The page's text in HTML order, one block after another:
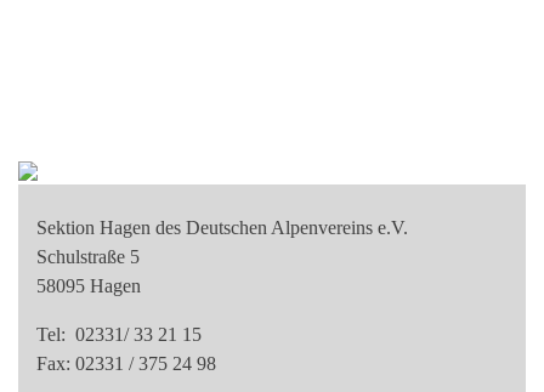
Sektion Hagen des Deutschen Alpenvereins e.V.
Schulstraße 5
58095 Hagen
Tel: 02331/ 33 21 15
Fax: 02331 / 375 24 98